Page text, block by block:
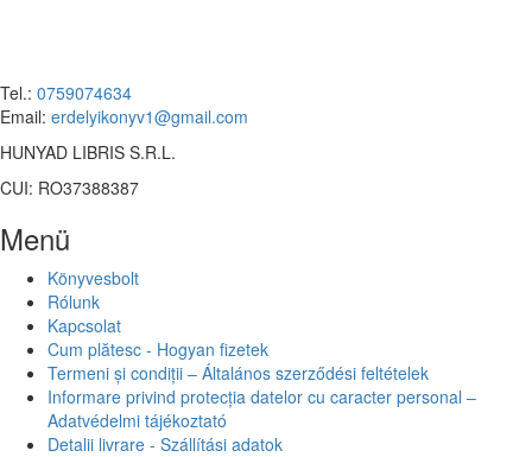
Tel.: 0759074634
Email: erdelyikonyv1@gmail.com
HUNYAD LIBRIS S.R.L.
CUI: RO37388387
Menü
Könyvesbolt
Rólunk
Kapcsolat
Cum plătesc - Hogyan fizetek
Termeni și condiții – Általános szerződési feltételek
Informare privind protecția datelor cu caracter personal –
Adatvédelmi tájékoztató
Detalii livrare - Szállítási adatok